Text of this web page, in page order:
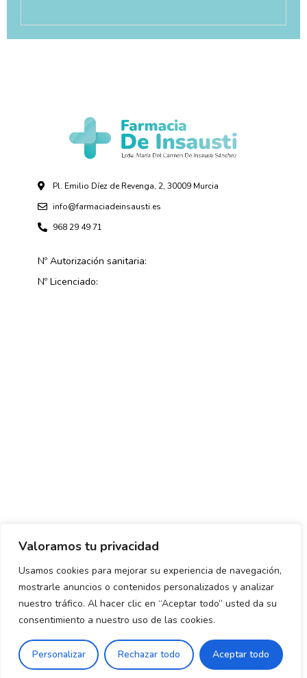
Valoramos tu privacidad
Usamos cookies para mejorar su experiencia de navegación,
mostrarle anuncios o contenidos personalizados y analizar
nuestro tráfico. Al hacer clic en “Aceptar todo” usted da su
consentimiento a nuestro uso de las cookies.
Personalizar Rechazar todo Aceptar todo
0
Pl. Emilio Díez de Revenga, 2, 30009 Murcia
info@farmaciadeinsausti.es
968 29 49 71
Nº Autorización sanitaria:
Nº Licenciado:
Política de envío y devoluciones Política de privacidad
Uso de cookies Aviso legal Términos y condiciones
Declaración de Accesibilidad